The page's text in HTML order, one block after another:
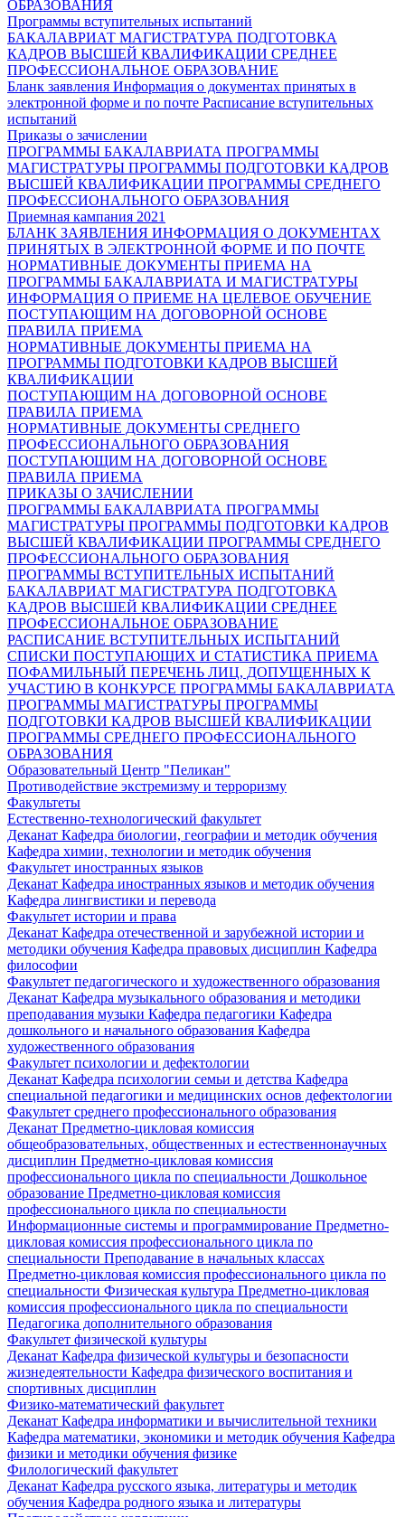
ОБРАЗОВАНИЯ
Программы вступительных испытаний
БАКАЛАВРИАТ МАГИСТРАТУРА ПОДГОТОВКА
КАДРОВ ВЫСШЕЙ КВАЛИФИКАЦИИ СРЕДНЕЕ
ПРОФЕССИОНАЛЬНОЕ ОБРАЗОВАНИЕ
Бланк заявления Информация о документах принятых в
электронной форме и по почте Расписание вступительных
испытаний
Приказы о зачислении
ПРОГРАММЫ БАКАЛАВРИАТА ПРОГРАММЫ
МАГИСТРАТУРЫ ПРОГРАММЫ ПОДГОТОВКИ КАДРОВ
ВЫСШЕЙ КВАЛИФИКАЦИИ ПРОГРАММЫ СРЕДНЕГО
ПРОФЕССИОНАЛЬНОГО ОБРАЗОВАНИЯ
Приемная кампания 2021
БЛАНК ЗАЯВЛЕНИЯ ИНФОРМАЦИЯ О ДОКУМЕНТАХ
ПРИНЯТЫХ В ЭЛЕКТРОННОЙ ФОРМЕ И ПО ПОЧТЕ
НОРМАТИВНЫЕ ДОКУМЕНТЫ ПРИЕМА НА
ПРОГРАММЫ БАКАЛАВРИАТА И МАГИСТРАТУРЫ
ИНФОРМАЦИЯ О ПРИЕМЕ НА ЦЕЛЕВОЕ ОБУЧЕНИЕ
ПОСТУПАЮЩИМ НА ДОГОВОРНОЙ ОСНОВЕ
ПРАВИЛА ПРИЕМА
НОРМАТИВНЫЕ ДОКУМЕНТЫ ПРИЕМА НА
ПРОГРАММЫ ПОДГОТОВКИ КАДРОВ ВЫСШЕЙ
КВАЛИФИКАЦИИ
ПОСТУПАЮЩИМ НА ДОГОВОРНОЙ ОСНОВЕ
ПРАВИЛА ПРИЕМА
НОРМАТИВНЫЕ ДОКУМЕНТЫ СРЕДНЕГО
ПРОФЕССИОНАЛЬНОГО ОБРАЗОВАНИЯ
ПОСТУПАЮЩИМ НА ДОГОВОРНОЙ ОСНОВЕ
ПРАВИЛА ПРИЕМА
ПРИКАЗЫ О ЗАЧИСЛЕНИИ
ПРОГРАММЫ БАКАЛАВРИАТА ПРОГРАММЫ
МАГИСТРАТУРЫ ПРОГРАММЫ ПОДГОТОВКИ КАДРОВ
ВЫСШЕЙ КВАЛИФИКАЦИИ ПРОГРАММЫ СРЕДНЕГО
ПРОФЕССИОНАЛЬНОГО ОБРАЗОВАНИЯ
ПРОГРАММЫ ВСТУПИТЕЛЬНЫХ ИСПЫТАНИЙ
БАКАЛАВРИАТ МАГИСТРАТУРА ПОДГОТОВКА
КАДРОВ ВЫСШЕЙ КВАЛИФИКАЦИИ СРЕДНЕЕ
ПРОФЕССИОНАЛЬНОЕ ОБРАЗОВАНИЕ
РАСПИСАНИЕ ВСТУПИТЕЛЬНЫХ ИСПЫТАНИЙ
СПИСКИ ПОСТУПАЮЩИХ И СТАТИСТИКА ПРИЕМА
ПОФАМИЛЬНЫЙ ПЕРЕЧЕНЬ ЛИЦ, ДОПУЩЕННЫХ К
УЧАСТИЮ В КОНКУРСЕ ПРОГРАММЫ БАКАЛАВРИАТА
ПРОГРАММЫ МАГИСТРАТУРЫ ПРОГРАММЫ
ПОДГОТОВКИ КАДРОВ ВЫСШЕЙ КВАЛИФИКАЦИИ
ПРОГРАММЫ СРЕДНЕГО ПРОФЕССИОНАЛЬНОГО
ОБРАЗОВАНИЯ
Образовательный Центр "Пеликан"
Противодействие экстремизму и терроризму
Факультеты
Естественно-технологический факультет
Деканат Кафедра биологии, географии и методик обучения
Кафедра химии, технологии и методик обучения
Факультет иностранных языков
Деканат Кафедра иностранных языков и методик обучения
Кафедра лингвистики и перевода
Факультет истории и права
Деканат Кафедра отечественной и зарубежной истории и
методики обучения Кафедра правовых дисциплин Кафедра
философии
Факультет педагогического и художественного образования
Деканат Кафедра музыкального образования и методики
преподавания музыки Кафедра педагогики Кафедра
дошкольного и начального образования Кафедра
художественного образования
Факультет психологии и дефектологии
Деканат Кафедра психологии семьи и детства Кафедра
специальной педагогики и медицинских основ дефектологии
Факультет среднего профессионального образования
Деканат Предметно-цикловая комиссия
общеобразовательных, общественных и естественнонаучных
дисциплин Предметно-цикловая комиссия
профессионального цикла по специальности Дошкольное
образование Предметно-цикловая комиссия
профессионального цикла по специальности
Информационные системы и программирование Предметно-
цикловая комиссия профессионального цикла по
специальности Преподавание в начальных классах
Предметно-цикловая комиссия профессионального цикла по
специальности Физическая культура Предметно-цикловая
комиссия профессионального цикла по специальности
Педагогика дополнительного образования
Факультет физической культуры
Деканат Кафедра физической культуры и безопасности
жизнедеятельности Кафедра физического воспитания и
спортивных дисциплин
Физико-математический факультет
Деканат Кафедра информатики и вычислительной техники
Кафедра математики, экономики и методик обучения Кафедра
физики и методики обучения физике
Филологический факультет
Деканат Кафедра русского языка, литературы и методик
обучения Кафедра родного языка и литературы